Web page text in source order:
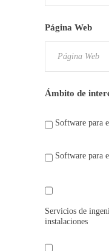
Página Web
Ámbito de
Software para
Software para
Servicios de
instalaciones